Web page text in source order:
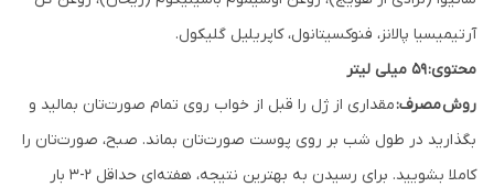
آرتیمیسیا پالانز، فنوکسیتانول، کاپریلیل گلیکول.
محتوی: 59 میلی لیتر
روش مصرف:مقداری از ژل را قبل از خواب روی تمام صورت‌تان بمالید و
بگذارید در طول شب بر روی پوست‌ صورت‌تان بماند. صبح، صورت‌تان را
کاملا بشویید. برای رسیدن به بهترین نتیجه، هفته‌ای حداقل ۲-۳ بار